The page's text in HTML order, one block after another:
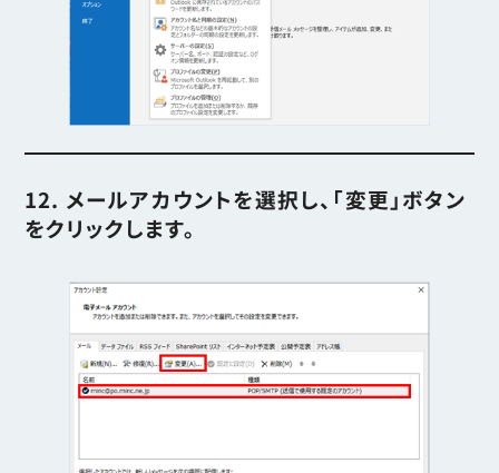
12. メールアカウントを選択し、「変更」ボタン
をクリックします。